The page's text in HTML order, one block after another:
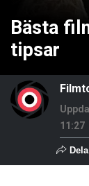
Bästa
tipsar
11:27